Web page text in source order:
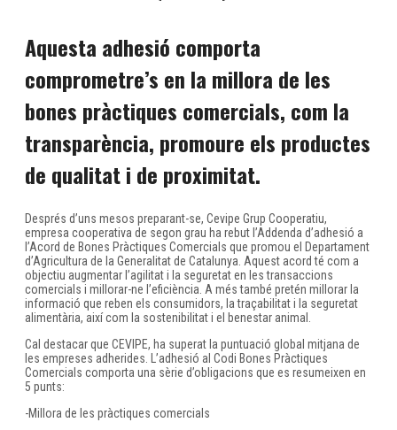
Aquesta adhesió comporta
comprometre’s en la millora de les
bones pràctiques comercials, com la
transparència, promoure els productes
de qualitat i de proximitat.
Després d’uns mesos preparant-se, Cevipe Grup Cooperatiu,
empresa cooperativa de segon grau ha rebut l’Addenda d’adhesió a
l’Acord de Bones Pràctiques Comercials que promou el Departament
d’Agricultura de la Generalitat de Catalunya. Aquest acord té com a
objectiu augmentar l’agilitat i la seguretat en les transaccions
comercials i millorar-ne l’eficiència. A més també pretén millorar la
informació que reben els consumidors, la traçabilitat i la seguretat
alimentària, així com la sostenibilitat i el benestar animal.
Cal destacar que CEVIPE, ha superat la puntuació global mitjana de
les empreses adherides. L’adhesió al Codi Bones Pràctiques
Comercials comporta una sèrie d’obligacions que es resumeixen en
5 punts:
-Millora de les pràctiques comercials